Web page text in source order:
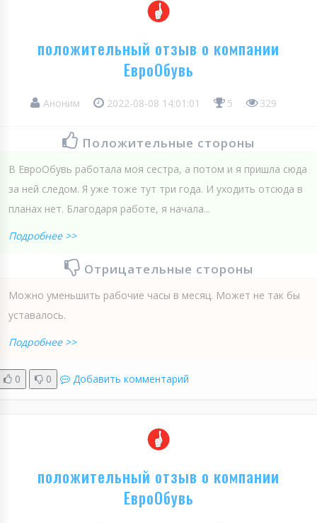
положительный отзыв о компании
ЕвроОбувь
Аноним 2022-08-08 14:01:01 5 329
Положительные стороны
В ЕвроОбувь работала моя сестра, а потом и я пришла сюда
за ней следом. Я уже тоже тут три года. И уходить отсюда в
планах нет. Благодаря работе, я начала...
Подробнее >>
Отрицательные стороны
Можно уменьшить рабочие часы в месяц. Может не так бы
уставалось.
Подробнее >>
0 0 Добавить комментарий
положительный отзыв о компании
ЕвроОбувь